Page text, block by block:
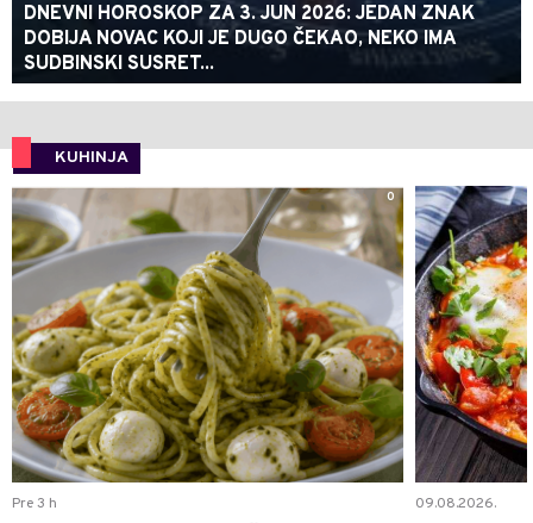
DNEVNI HOROSKOP ZA 3. JUN 2026: JEDAN ZNAK
DOBIJA NOVAC KOJI JE DUGO ČEKAO, NEKO IMA
SUDBINSKI SUSRET...
KUHINJA
0
Pre 3 h 09.08.2026.